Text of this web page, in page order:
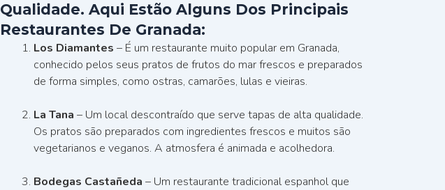
Qualidade. Aqui Estão Alguns Dos Principais
Restaurantes De Granada:
Los Diamantes – É um restaurante muito popular em Granada,
conhecido pelos seus pratos de frutos do mar frescos e preparados
de forma simples, como ostras, camarões, lulas e vieiras.
La Tana – Um local descontraído que serve tapas de alta qualidade.
Os pratos são preparados com ingredientes frescos e muitos são
vegetarianos e veganos. A atmosfera é animada e acolhedora.
Bodegas Castañeda – Um restaurante tradicional espanhol que